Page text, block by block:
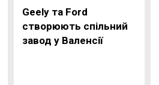
Geely та Ford
створюють спільний
завод у Валенсії